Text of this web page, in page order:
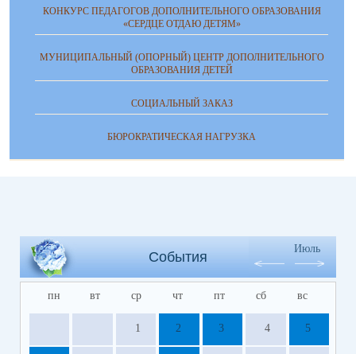
КОНКУРС ПЕДАГОГОВ ДОПОЛНИТЕЛЬНОГО ОБРАЗОВАНИЯ
«СЕРДЦЕ ОТДАЮ ДЕТЯМ»
МУНИЦИПАЛЬНЫЙ (ОПОРНЫЙ) ЦЕНТР ДОПОЛНИТЕЛЬНОГО
ОБРАЗОВАНИЯ ДЕТЕЙ
СОЦИАЛЬНЫЙ ЗАКАЗ
БЮРОКРАТИЧЕСКАЯ НАГРУЗКА
События
Июль
пн вт ср чт пт сб вс
1 2 3 4 5